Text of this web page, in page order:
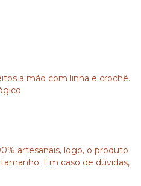
a mão com linha e crochê.
artesanais, logo, o produto
Em caso de dúvidas,